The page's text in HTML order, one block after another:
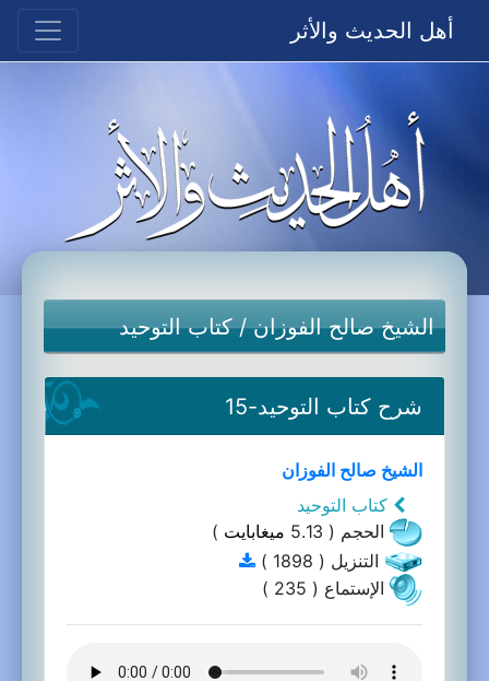
أهل الحديث والأثر
الشيخ صالح الفوزان/كتاب التوحيد
شرح كتاب التوحيد-15
الشيخ صالح الفوزان
كتاب التوحيد
الحجم ( 5.13
ميغابايت )
التنزيل ( 1898 )
الإستماع ( 235 )